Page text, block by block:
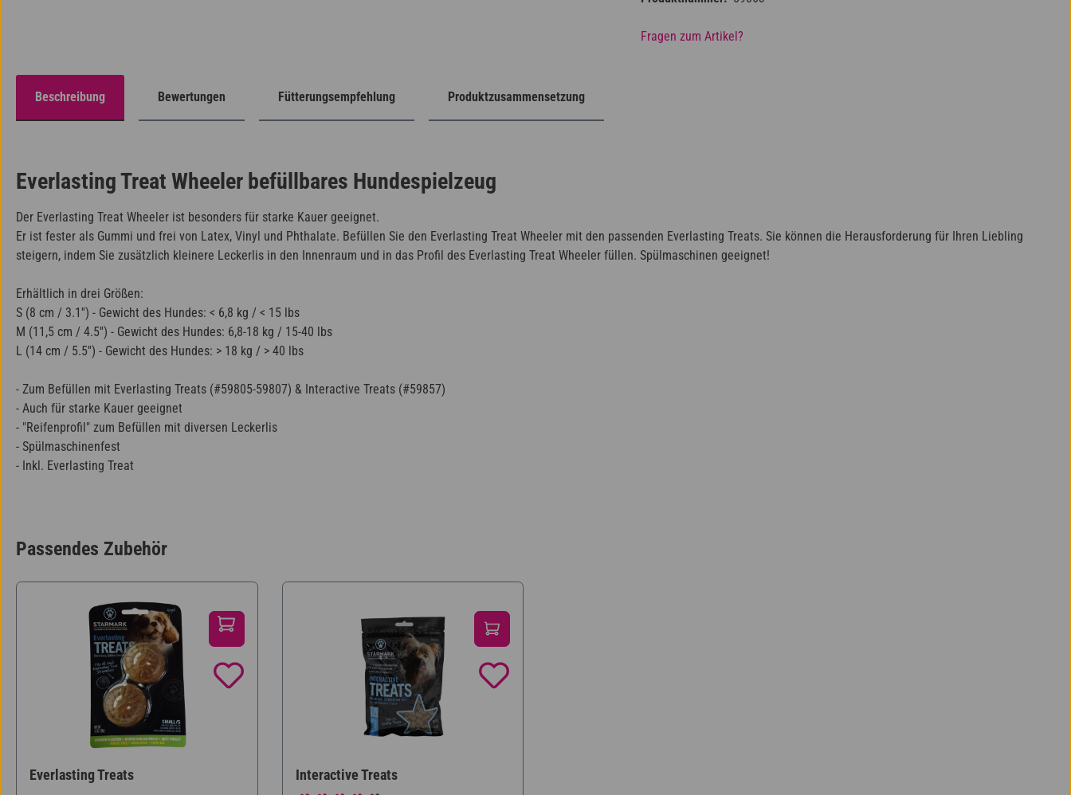
Fragen zum Artikel?
Beschreibung Bewertungen Fütterungsempfehlung Produktzusammensetzung
Everlasting Treat Wheeler befüllbares Hundespielzeug
Der Everlasting Treat Wheeler ist besonders für starke Kauer geeignet.
Er ist fester als Gummi und frei von Latex, Vinyl und Phthalate. Befüllen Sie den Everlasting Treat Wheeler mit den passenden Everlasting Treats. Sie können die Herausforderung für Ihren Liebling
steigern, indem Sie zusätzlich kleinere Leckerlis in den Innenraum und in das Profil des Everlasting Treat Wheeler füllen. Spülmaschinen geeignet!
Erhältlich in drei Größen:
S (8 cm / 3.1'') - Gewicht des Hundes: < 6,8 kg / < 15 lbs
M (11,5 cm / 4.5'') - Gewicht des Hundes: 6,8-18 kg / 15-40 lbs
L (14 cm / 5.5'') - Gewicht des Hundes: > 18 kg / > 40 lbs
- Zum Befüllen mit Everlasting Treats (#59805-59807) & Interactive Treats (#59857)
- Auch für starke Kauer geeignet
- "Reifenprofil" zum Befüllen mit diversen Leckerlis
- Spülmaschinenfest
- Inkl. Everlasting Treat
Passendes Zubehör
Everlasting Treats Interactive Treats